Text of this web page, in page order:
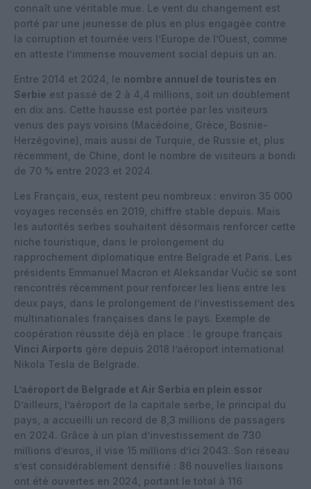
connaît une véritable mue. Le vent du changement est
porté par une jeunesse de plus en plus engagée contre
la corruption et tournée vers l’Europe de l’Ouest, comme
en atteste l’immense mouvement social depuis un an.
Entre 2014 et 2024, le nombre annuel de touristes en
Serbie est passé de 2 à 4,4 millions, soit un doublement
en dix ans. Cette hausse est portée par les visiteurs
venus des pays voisins (Macédoine, Grèce, Bosnie-
Herzégovine), mais aussi de Turquie, de Russie et, plus
récemment, de Chine, dont le nombre de visiteurs a bondi
de 70 % entre 2023 et 2024.
Les Français, eux, restent peu nombreux : environ 35 000
voyages recensés en 2019, chiffre stable depuis. Mais
les autorités serbes souhaitent désormais renforcer cette
niche touristique, dans le prolongement du
rapprochement diplomatique entre Belgrade et Paris. Les
présidents Emmanuel Macron et Aleksandar Vučić se sont
rencontrés récemment pour renforcer les liens entre les
deux pays, dans le prolongement de l’investissement des
multinationales françaises dans le pays. Exemple de
coopération réussite déjà en place : le groupe français
Vinci Airports gère depuis 2018 l’aéroport international
Nikola Tesla de Belgrade.
L’aéroport de Belgrade et Air Serbia en plein essor
D’ailleurs, l’aéroport de la capitale serbe, le principal du
pays, a accueilli un record de 8,3 millions de passagers
en 2024. Grâce à un plan d’investissement de 730
millions d’euros, il vise 15 millions d’ici 2043. Son réseau
s’est considérablement densifié : 86 nouvelles liaisons
ont été ouvertes en 2024, portant le total à 116